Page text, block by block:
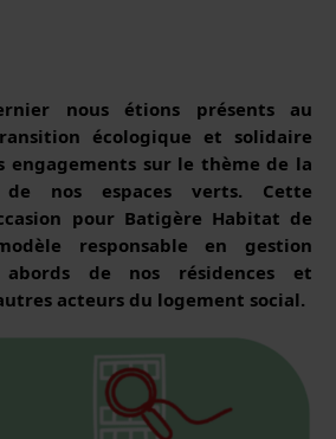
nous étions présents au
écologique et solidaire
engagements sur le thème de la
nos espaces verts. Cette
pour Batigère Habitat de
responsable en gestion
de nos résidences et
acteurs du logement social.